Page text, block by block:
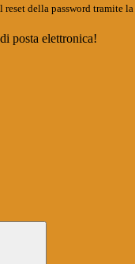
della password tramite la
posta elettronica!